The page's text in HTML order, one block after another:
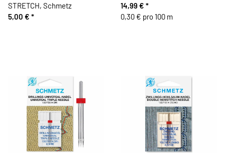
STRETCH, Schmetz
5,00 € *
14,99 € *
0,30 € pro 100 m